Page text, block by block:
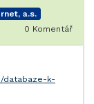
a.s.
0 Komentář
databaze-k-